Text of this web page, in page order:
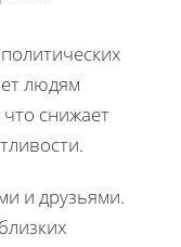
людям
снижает
и друзьями.